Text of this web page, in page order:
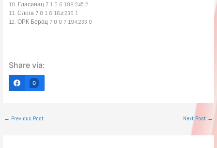
10. Гласинац 7 1 0 6 189:245 2
11. Слога 7 0 1 6 164:236 1
12. ОРК Борац 7 0 0 7 194:233 0
Share via:
0
← Previous Post Next Post →